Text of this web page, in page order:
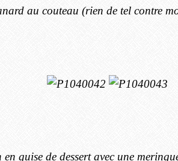
au couteau (rien de tel contre
guise de dessert avec une